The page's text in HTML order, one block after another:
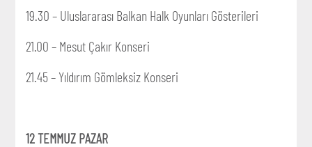
19.30 – Uluslararası Balkan Halk Oyunları Gösterileri
21.00 – Mesut Çakır Konseri
21.45 – Yıldırım Gömleksiz Konseri
12 TEMMUZ PAZAR